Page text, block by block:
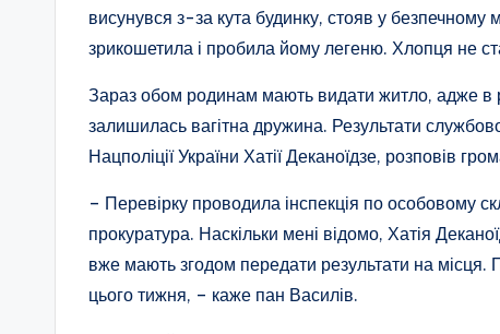
висунувся з-за кута будинку, стояв у
зрикошетила і пробила йому легеню. Хлопця не
Зараз обом родинам мають видати житло, адже в
залишилась вагітна дружина. Результати
Нацполіції України Хатії Деканоїдзе, розповів
– Перевірку проводила інспекція по особовому
прокуратура. Наскільки мені відомо, Хатія
вже мають згодом передати результати на
цього тижня, – каже пан Василів.